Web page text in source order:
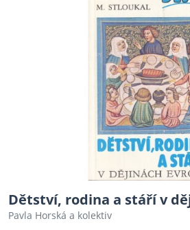
Dětství, rodina a stáří v
Pavla Horská a kolektiv